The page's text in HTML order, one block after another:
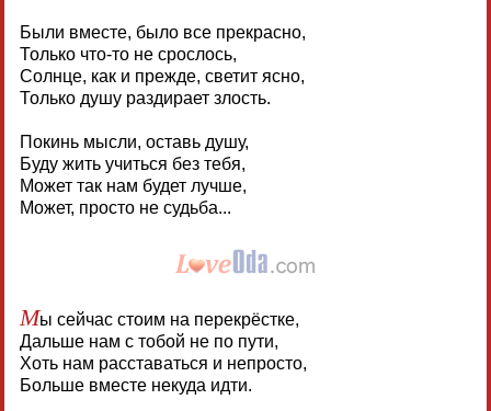
Были вместе, было все прекрасно,
Только что-то не срослось,
Солнце, как и прежде, светит ясно,
Только душу раздирает злость.
Покинь мысли, оставь душу,
Буду жить учиться без тебя,
Может так нам будет лучше,
Может, просто не судьба...
Мы сейчас стоим на перекрёстке,
Дальше нам с тобой не по пути,
Хоть нам расставаться и непросто,
Больше вместе некуда идти.